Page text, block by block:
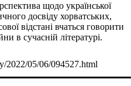
щодо української
досвіду хорватських,
відстані вчаться говорити
в сучасній літературі.
2022/05/06/094527.html